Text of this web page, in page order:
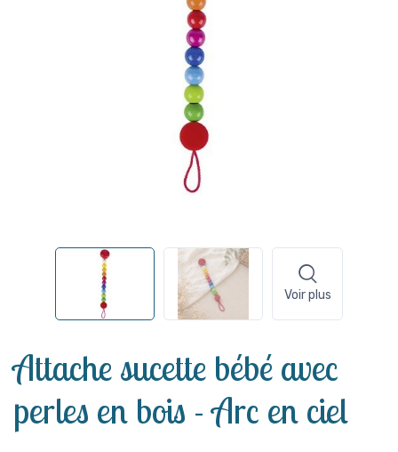
Voir plus
Attache sucette bébé avec
perles en bois - Arc en ciel